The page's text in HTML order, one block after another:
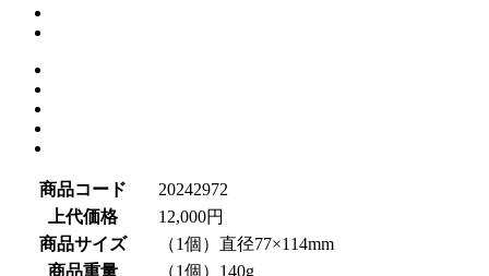
商品コード
20242972
上代価格
12,000円
商品サイズ
（1個）直径77×114mm
商品重量
（1個）140g